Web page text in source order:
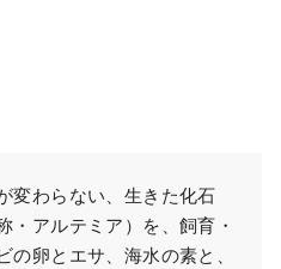
変わらない、生きた化石
・アルテミア）を、飼育・
卵とエサ、海水の素と、